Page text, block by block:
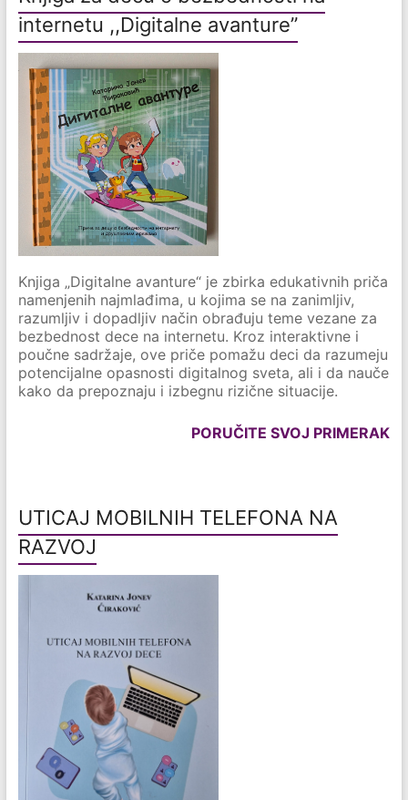
internetu ,,Digitalne avanture”
Knjiga „Digitalne avanture“ je zbirka edukativnih priča
namenjenih najmlađima, u kojima se na zanimljiv,
razumljiv i dopadljiv način obrađuju teme vezane za
bezbednost dece na internetu. Kroz interaktivne i
poučne sadržaje, ove priče pomažu deci da razumeju
potencijalne opasnosti digitalnog sveta, ali i da nauče
kako da prepoznaju i izbegnu rizične situacije.
PORUČITE SVOJ PRIMERAK
UTICAJ MOBILNIH TELEFONA NA
RAZVOJ